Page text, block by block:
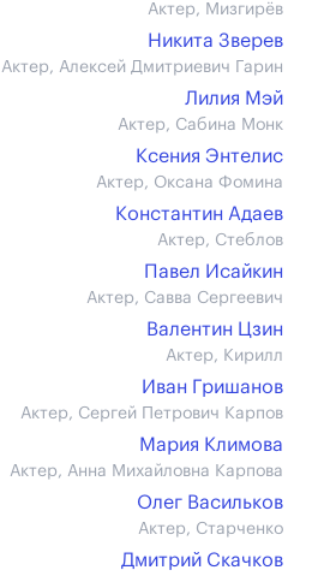
Актер, Мизгирёв
Никита Зверев
Актер, Алексей Дмитриевич Гарин
Лилия Мэй
Актер, Сабина Монк
Ксения Энтелис
Актер, Оксана Фомина
Константин Адаев
Актер, Стеблов
Павел Исайкин
Актер, Савва Сергеевич
Валентин Цзин
Актер, Кирилл
Иван Гришанов
Актер, Сергей Петрович Карпов
Мария Климова
Актер, Анна Михайловна Карпова
Олег Васильков
Актер, Старченко
Дмитрий Скачков